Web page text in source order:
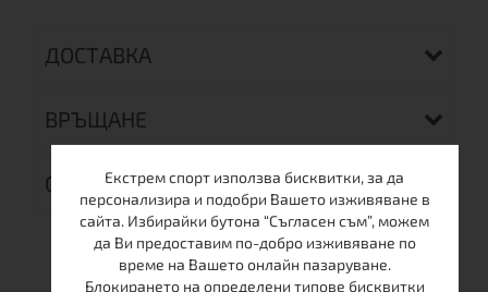
ДОСТАВКА
ВРЪЩАНЕ
ОТЗИВИ (0)Екстрем спорт използва бисквитки, за да
персонализира и подобри Вашето изживяване в
сайта. Избирайки бутона “Съгласен съм”, можем
да Ви предоставим по-добро изживяване по
време на Вашето онлайн пазаруване.
Блокирането на определени типове бисквитки